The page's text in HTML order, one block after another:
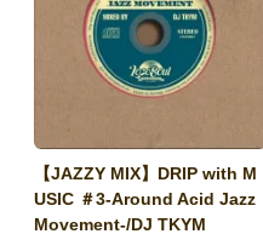
【JAZZY MIX】DRIP with M
USIC ＃3-Around Acid Jazz
Movement-/DJ TKYM